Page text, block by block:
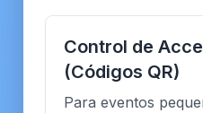
Control de
(Códigos QR)
Para eventos